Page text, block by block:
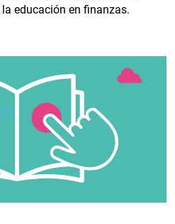
educación en finanzas.